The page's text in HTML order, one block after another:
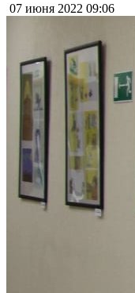
07 июня 2022 09:06